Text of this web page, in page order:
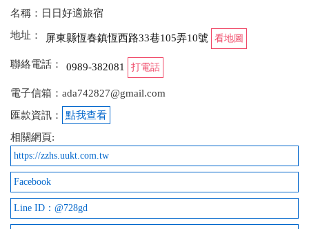
名稱：日日好適旅宿
地址：
屏東縣恆春鎮恆西路33巷105弄10號 看地圖
聯絡電話： 0989-382081 打電話
電子信箱：ada742827@gmail.com
匯款資訊：
點我查看
相關網頁:
https://zzhs.uukt.com.tw
Facebook
Line ID：@728gd